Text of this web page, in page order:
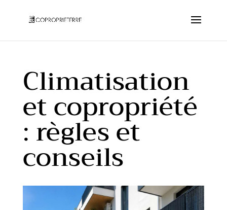
Climatisation
et copropriété
: règles et
conseils